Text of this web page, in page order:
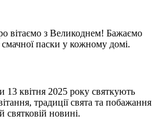
вітаємо з Великоднем! Бажаємо
смачної паски у кожному домі.
13 квітня 2025 року святкують
традиції свята та побажання
новині.